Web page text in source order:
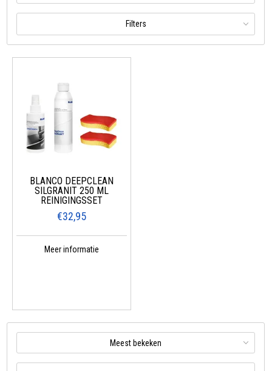
Filters
BLANCO DEEPCLEAN
SILGRANIT 250 ML
REINIGINGSSET
€32,95
Meer informatie
Meest bekeken